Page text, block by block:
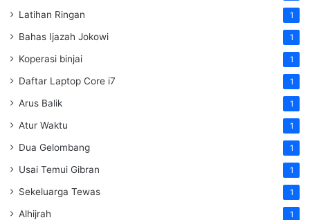
Latihan Ringan 1
Bahas Ijazah Jokowi 1
Koperasi binjai 1
Daftar Laptop Core i7 1
Arus Balik 1
Atur Waktu 1
Dua Gelombang 1
Usai Temui Gibran 1
Sekeluarga Tewas 1
Alhijrah 1